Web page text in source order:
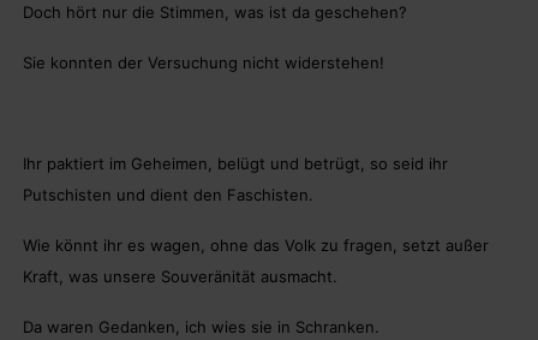
Doch hört nur die Stimmen, was ist da geschehen?
Sie konnten der Versuchung nicht widerstehen!
Ihr paktiert im Geheimen, belügt und betrügt, so seid ihr
Putschisten und dient den Faschisten.
Wie könnt ihr es wagen, ohne das Volk zu fragen, setzt außer
Kraft, was unsere Souveränität ausmacht.
Da waren Gedanken, ich wies sie in Schranken.